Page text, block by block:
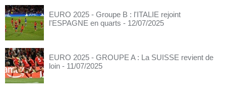
EURO 2025 - Groupe B : l'ITALIE rejoint
l'ESPAGNE en quarts - 12/07/2025
EURO 2025 - GROUPE A : La SUISSE revient de
loin - 11/07/2025